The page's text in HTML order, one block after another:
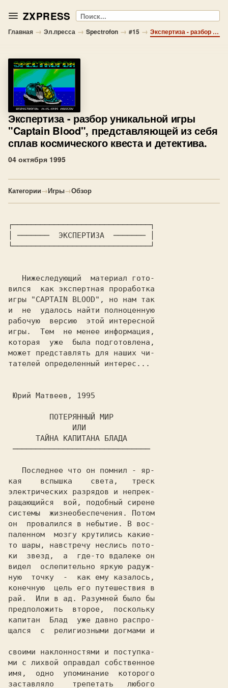
ZXPRESS Поиск
Главная → Эл.пресса → Spectrofon → #15 → Экспертиза - разбор уникальной игры "Captain Blood", представляющей из себя сплав космического квеста и детектива.
Экспертиза- разбор уникальной игры
"Captain Blood", представляющей из себя
сплав космического квеста и детектива.
04 октября 1995
Категории→Игры→Обзор
┌──────────────────────────────┐
─────── ЭКСПЕРТИЗА ───────
└──────────────────────────────┘
вился  как экспертная проработка
игры "CAPTAIN BLOOD", но нам так
и  не  удалось найти полноценную
рабочую  версию  этой интересной
игры.  Тем  не менее информация,
которая  уже  была подготовлена,
может представлять для наших чи-
тателей определенный интерес...
      ТАЙНА КАПИТАНА БЛАДА